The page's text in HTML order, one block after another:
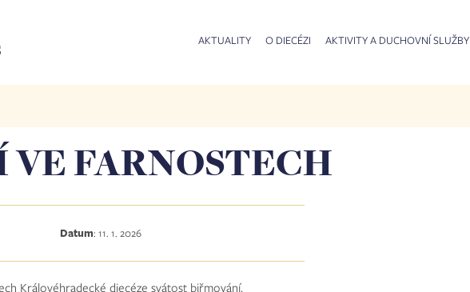
AKTUALITY O DIECÉZI AKTIVITY A DUCHOVNÍ SLUŽBY
FARNOSTECH
Datum: 11. 1. 2026
Královéhradecké diecéze svátost biřmování.